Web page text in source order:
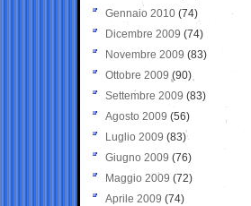
Gennaio 2010 (74)
Dicembre 2009 (74)
Novembre 2009 (83)
Ottobre 2009 (90)
Settembre 2009 (83)
Agosto 2009 (56)
Luglio 2009 (83)
Giugno 2009 (76)
Maggio 2009 (72)
Aprile 2009 (74)